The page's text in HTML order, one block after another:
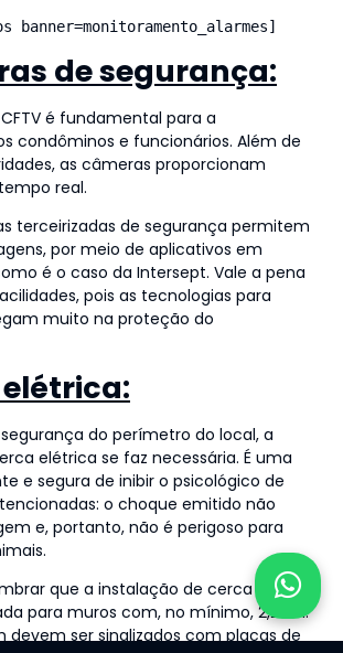
banner=monitoramento_alarmes]
de segurança:
é fundamental para a
condôminos e funcionários. Além de
as câmeras proporcionam
real.
terceirizadas de segurança permitem
por meio de aplicativos em
é o caso da Intersept. Vale a pena
pois as tecnologias para
muito na proteção do
do perímetro do local, a
elétrica se faz necessária. É uma
e segura de inibir o psicológico de
o choque emitido não
e, portanto, não é perigoso para
que a instalação de cerca
para muros com, no mínimo, 2,20m.
devem ser sinalizados com placas de